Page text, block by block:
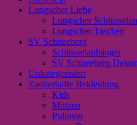
Lungscher Liebe
Lungscher
Lungscher Taschen
SV Schneeberg
Schlüsselanhänger
SV Schneeberg
Unkategorisiert
Zauberhafte Bekleidung
Kids
Mützen
Pullover